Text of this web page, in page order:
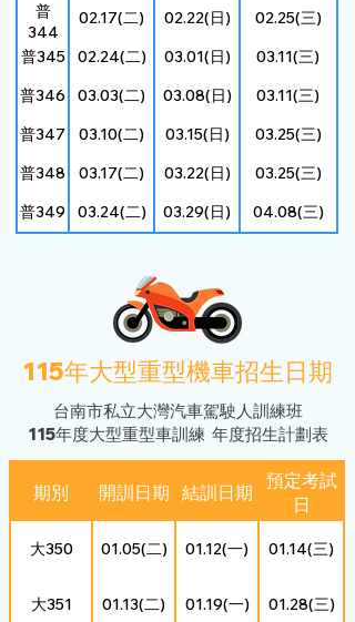
普
344
02.17(二) 02.22(日)
02.25(三)
普345
02.24(二) 03.01(日)
03.11(三)
普346
03.03(二) 03.08(日)
03.11(三)
普347
03.10(二) 03.15(日)
03.25(三)
普348
03.17(二) 03.22(日)
03.25(三)
普349
03.24(二) 03.29(日) 04.08(三)
115年大型重型機車招生日期
台南市私立大灣汽車駕駛人訓練班
115年度大型重型車訓練 年度招生計劃表
期別 開訓日期 結訓日期
預定考試
日
大350 01.05(二) 01.12(一) 01.14(三)
大351 01.13(二) 01.19(一) 01.28(三)